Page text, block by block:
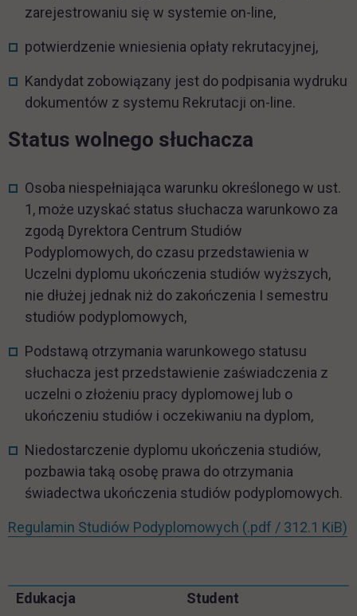
zarejestrowaniu się w systemie on-line,
potwierdzenie wniesienia opłaty rekrutacyjnej,
Kandydat zobowiązany jest do podpisania wydruku
dokumentów z systemu Rekrutacji on-line.
Status wolnego słuchacza
Osoba niespełniająca warunku określonego w ust.
1, może uzyskać status słuchacza warunkowo za
zgodą Dyrektora Centrum Studiów
Podyplomowych, do czasu przedstawienia w
Uczelni dyplomu ukończenia studiów wyższych,
nie dłużej jednak niż do zakończenia I semestru
studiów podyplomowych,
Podstawą otrzymania warunkowego statusu
słuchacza jest przedstawienie zaświadczenia z
uczelni o złożeniu pracy dyplomowej lub o
ukończeniu studiów i oczekiwaniu na dyplom,
Niedostarczenie dyplomu ukończenia studiów,
pozbawia taką osobę prawa do otrzymania
świadectwa ukończenia studiów podyplomowych.
Regulamin Studiów Podyplomowych (.pdf / 312.1 KiB)
Pomiń
Informacje w stopce
Edukacja Student